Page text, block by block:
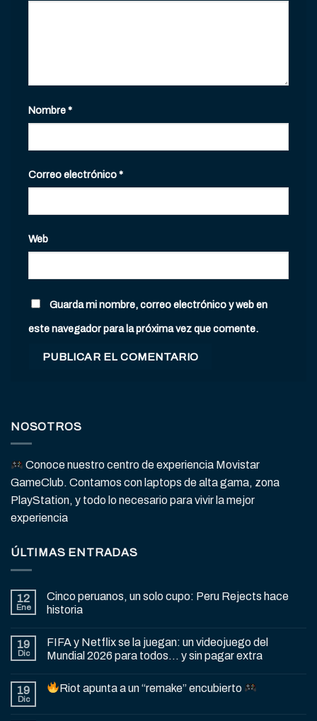
Nombre*
Correo electrónico*
Web
Guarda mi nombre, correo electrónico y web en
este navegador para la próxima vez que comente.
NOSOTROS
Conoce nuestro centro de experiencia Movistar
GameClub. Contamos con laptops de alta gama, zona
PlayStation, y todo lo necesario para vivir la mejor
experiencia
ÚLTIMAS ENTRADAS
12
Ene
Cinco peruanos, un solo cupo: Peru Rejects hace
historia
19
Dic
FIFA y Netflix se la juegan: un videojuego del
Mundial 2026 para todos… y sin pagar extra
19
Dic
Riot apunta a un “remake” encubierto